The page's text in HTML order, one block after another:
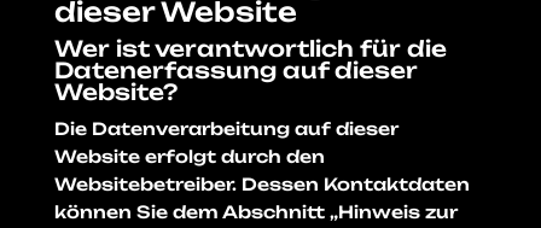
dieser Website
Wer ist verantwortlich für die
Datenerfassung auf dieser
Website?
Die Datenverarbeitung auf dieser
Website erfolgt durch den
Websitebetreiber. Dessen Kontaktdaten
können Sie dem Abschnitt „Hinweis zur